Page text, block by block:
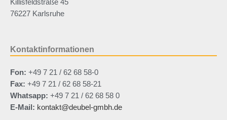
Killisfeldstraße 45
76227 Karlsruhe
Kontaktinformationen
Fon: +49 7 21 / 62 68 58-0
Fax: +49 7 21 / 62 68 58-21
Whatsapp: +49 7 21 / 62 68 58 0
E-Mail: kontakt@deubel-gmbh.de